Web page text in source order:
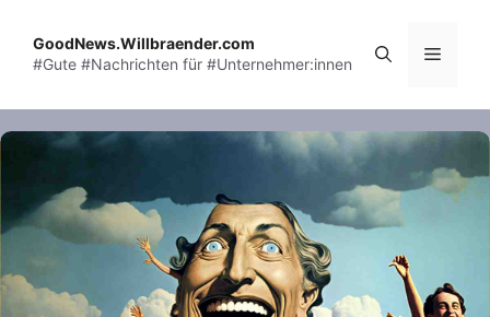
content
GoodNews.Willbraender.com
#Gute #Nachrichten für #Unternehmer:innen
Menu